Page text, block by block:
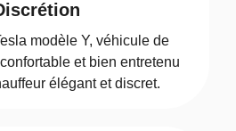
modèle Y, véhicule de
et bien entretenu
élégant et discret.